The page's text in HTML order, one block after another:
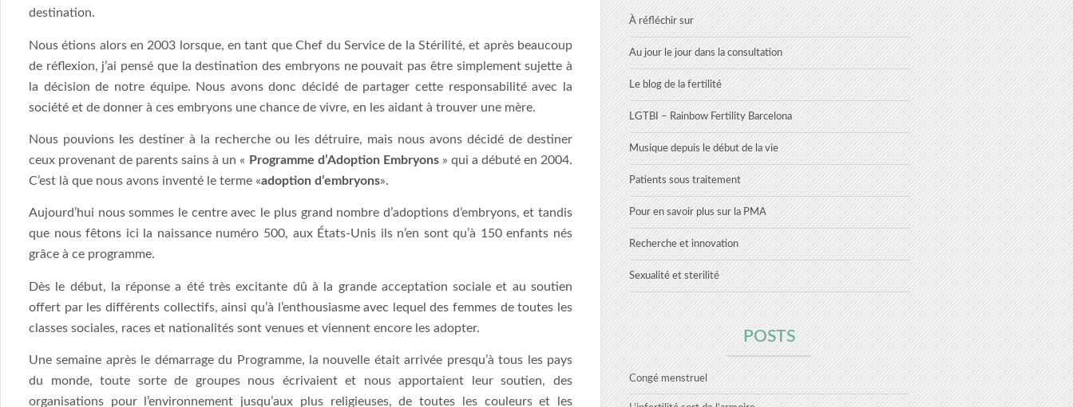
destination.
Nous étions alors en 2003 lorsque, en tant que Chef du Service de la Stérilité, et après beaucoup
de réflexion, j’ai pensé que la destination des embryons ne pouvait pas être simplement sujette à
la décision de notre équipe. Nous avons donc décidé de partager cette responsabilité avec la
société et de donner à ces embryons une chance de vivre, en les aidant à trouver une mère.
Nous pouvions les destiner à la recherche ou les détruire, mais nous avons décidé de destiner
ceux provenant de parents sains à un « Programme d’Adoption Embryons» qui a débuté en 2004.
C’est là que nous avons inventé le terme «adoption d’embryons».
Aujourd’hui nous sommes le centre avec le plus grand nombre d’adoptions d’embryons, et tandis
que nous fêtons ici la naissance numéro 500, aux États-Unis ils n’en sont qu’à 150 enfants nés
grâce à ce programme.
Dès le début, la réponse a été très excitante dû à la grande acceptation sociale et au soutien
offert par les différents collectifs, ainsi qu’à l’enthousiasme avec lequel des femmes de toutes les
classes sociales, races et nationalités sont venues et viennent encore les adopter.
Une semaine après le démarrage du Programme, la nouvelle était arrivée presqu’à tous les pays
du monde, toute sorte de groupes nous écrivaient et nous apportaient leur soutien, des
organisations pour l’environnement jusqu’aux plus religieuses, de toutes les couleurs et les
À réfléchir sur
Au jour le jour dans la consultation
Le blog de la fertilité
LGTBI – Rainbow Fertility Barcelona
Musique depuis le début de la vie
Patients sous traitement
Pour en savoir plus sur la PMA
Recherche et innovation
Sexualité et sterilité
POSTS
Congé menstruel